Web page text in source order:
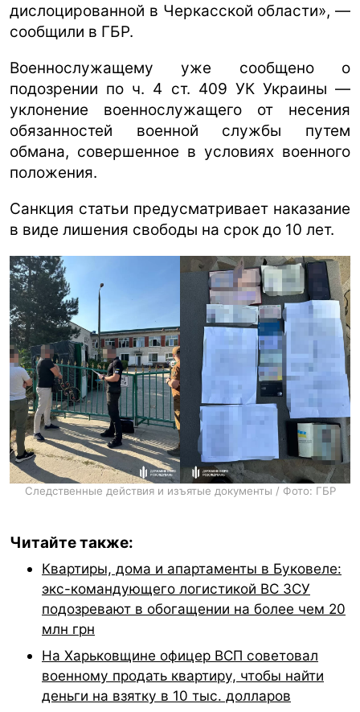
дислоцированной в Черкасской области», —
сообщили в ГБР.
Военнослужащему уже сообщено о
подозрении по ч. 4 ст. 409 УК Украины —
уклонение военнослужащего от несения
обязанностей военной службы путем
обмана, совершенное в условиях военного
положения.
Санкция статьи предусматривает наказание
в виде лишения свободы на срок до 10 лет.
Следственные действия и изъятые документы / Фото: ГБР
Читайте также:
Квартиры, дома и апартаменты в Буковеле:
экс-командующего логистикой ВС ЗСУ
подозревают в обогащении на более чем 20
млн грн
На Харьковщине офицер ВСП советовал
военному продать квартиру, чтобы найти
деньги на взятку в 10 тыс. долларов